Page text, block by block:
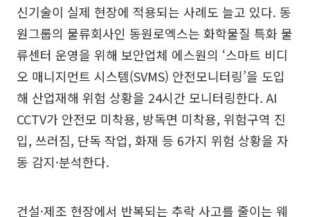
신기술이 실제 현장에 적용되는 사례도 늘고 있다. 동
원그룹의 물류회사인 동원로엑스는 화학물질 특화 물
류센터 운영을 위해 보안업체 에스원의 ‘스마트 비디
오 매니지먼트 시스템(SVMS) 안전모니터링’을 도입
해 산업재해 위험 상황을 24시간 모니터링한다. AI
CCTV가 안전모 미착용, 방독면 미착용, 위험구역 진
입, 쓰러짐, 단독 작업, 화재 등 6가지 위험 상황을 자
동 감지·분석한다.
건설·제조 현장에서 반복되는 추락 사고를 줄이는 웨